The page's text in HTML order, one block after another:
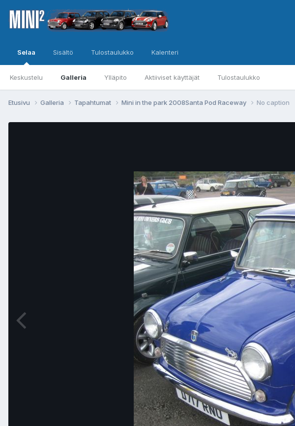
Selaa
Keskustelu Galleria Ylläpito Aktiiviset käyttäjät Tulostaulukko
Sisältö Tulostaulukko Kalenteri
Etusivu Galleria Tapahtumat Mini in the park 2008Santa Pod Raceway No caption